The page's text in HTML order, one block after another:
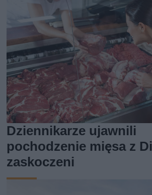
Dziennikarze ujawnili
pochodzenie mięsa z
zaskoczeni